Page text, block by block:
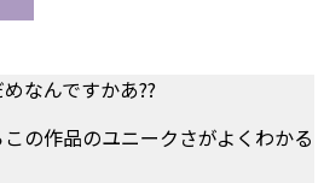
なんですかあ??
の作品のユニークさがよくわかる